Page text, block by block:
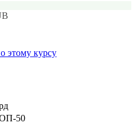
этому курсу
50